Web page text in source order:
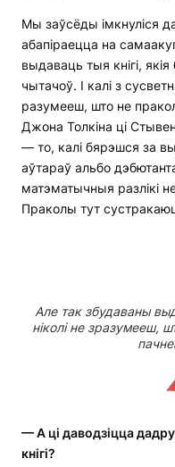
Мы заўсёды імкнуліся
абапіраецца на
выдаваць тыя кнігі,
чытачоў. І калі з
разумееш, што не
Джона Толкіна ці
— то, калі бярэшся за
аўтараў альбо
матэматычныя разлікі
Праколы тут
Але так збудаваны
ніколі не зразумееш,
— А ці даводзіцца
кнігі?